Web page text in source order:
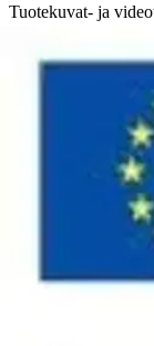
Tuotekuvat- ja